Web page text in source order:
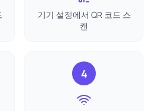
기기 설정에서 QR 코드 스
캔
4